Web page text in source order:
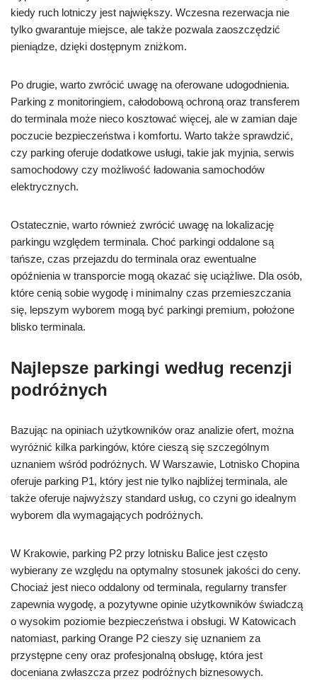
kiedy ruch lotniczy jest największy. Wczesna rezerwacja nie
tylko gwarantuje miejsce, ale także pozwala zaoszczędzić
pieniądze, dzięki dostępnym zniżkom.
Po drugie, warto zwrócić uwagę na oferowane udogodnienia.
Parking z monitoringiem, całodobową ochroną oraz transferem
do terminala może nieco kosztować więcej, ale w zamian daje
poczucie bezpieczeństwa i komfortu. Warto także sprawdzić,
czy parking oferuje dodatkowe usługi, takie jak myjnia, serwis
samochodowy czy możliwość ładowania samochodów
elektrycznych.
Ostatecznie, warto również zwrócić uwagę na lokalizację
parkingu względem terminala. Choć parkingi oddalone są
tańsze, czas przejazdu do terminala oraz ewentualne
opóźnienia w transporcie mogą okazać się uciążliwe. Dla osób,
które cenią sobie wygodę i minimalny czas przemieszczania
się, lepszym wyborem mogą być parkingi premium, położone
blisko terminala.
Najlepsze parkingi według recenzji
podróżnych
Bazując na opiniach użytkowników oraz analizie ofert, można
wyróżnić kilka parkingów, które cieszą się szczególnym
uznaniem wśród podróżnych. W Warszawie, Lotnisko Chopina
oferuje parking P1, który jest nie tylko najbliżej terminala, ale
także oferuje najwyższy standard usług, co czyni go idealnym
wyborem dla wymagających podróżnych.
W Krakowie, parking P2 przy lotnisku Balice jest często
wybierany ze względu na optymalny stosunek jakości do ceny.
Chociaż jest nieco oddalony od terminala, regularny transfer
zapewnia wygodę, a pozytywne opinie użytkowników świadczą
o wysokim poziomie bezpieczeństwa i obsługi. W Katowicach
natomiast, parking Orange P2 cieszy się uznaniem za
przystępne ceny oraz profesjonalną obsługę, która jest
doceniana zwłaszcza przez podróżnych biznesowych.